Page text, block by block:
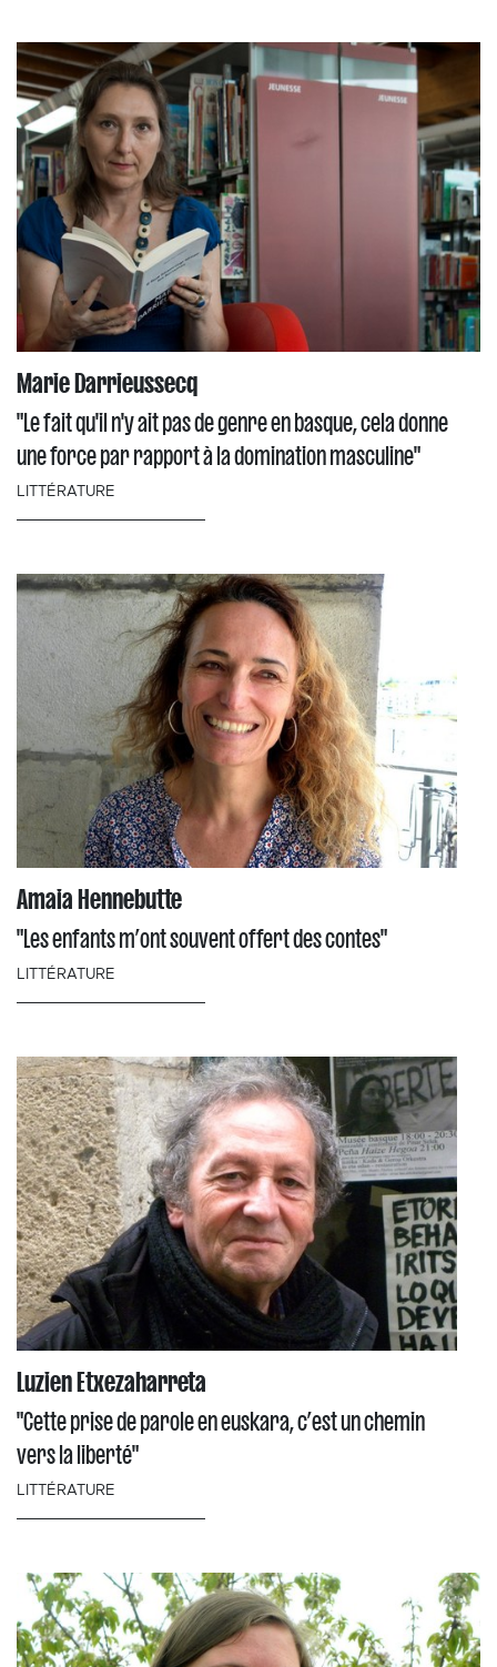
Marie Darrieussecq
"Le fait qu'il n'y ait pas de genre en basque, cela donne
une force par rapport à la domination masculine"
LITTÉRATURE
Amaia Hennebutte
"Les enfants m’ont souvent offert des contes"
LITTÉRATURE
Luzien Etxezaharreta
"Cette prise de parole en euskara, c’est un chemin
vers la liberté"
LITTÉRATURE